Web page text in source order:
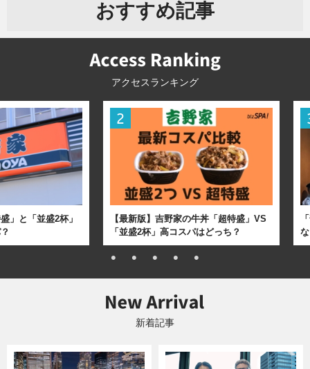
おすすめ記事
アクセスランキング
」と「並盛2杯」
【最新版】吉野家の牛丼「超特盛」VS
「並盛2杯」高コスパはどっち？
新着記事